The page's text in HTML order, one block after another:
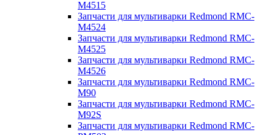
M4515
Запчасти для мультиварки Redmond RMC-
M4524
Запчасти для мультиварки Redmond RMC-
M4525
Запчасти для мультиварки Redmond RMC-
M4526
Запчасти для мультиварки Redmond RMC-
M90
Запчасти для мультиварки Redmond RMC-
M92S
Запчасти для мультиварки Redmond RMC-